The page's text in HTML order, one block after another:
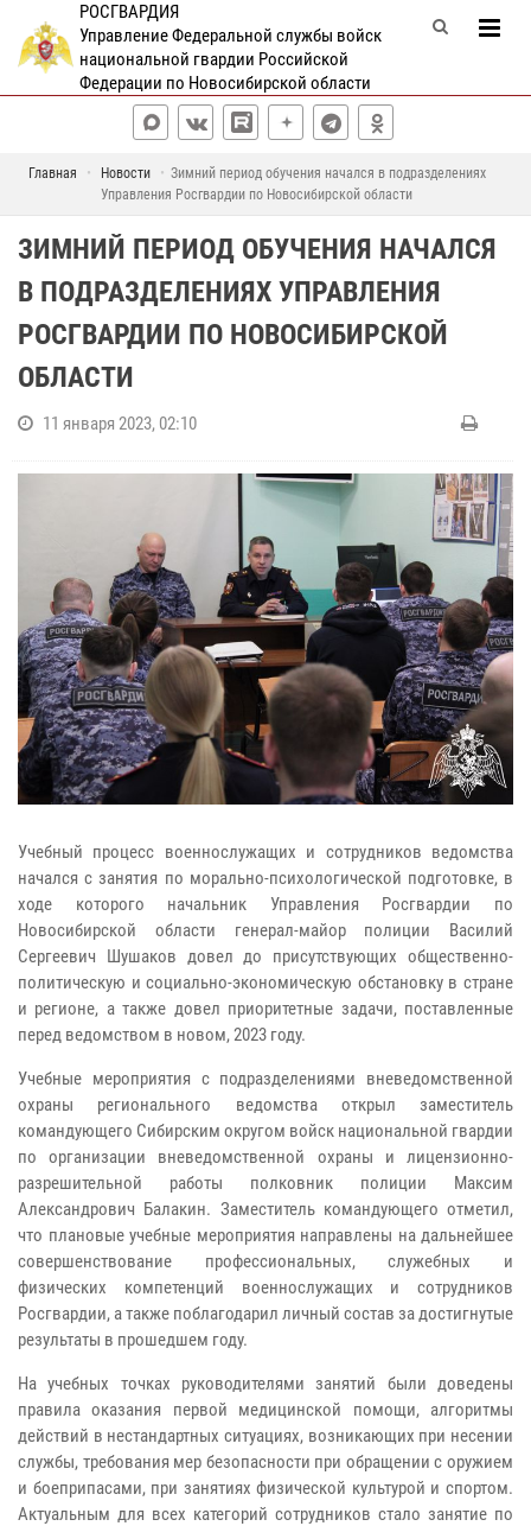
РОСГВАРДИЯ
Управление Федеральной службы войск
национальной гвардии Российской
Федерации по Новосибирской области
Главная Новости
Зимний период обучения начался в подразделениях
Управления Росгвардии по Новосибирской области
ЗИМНИЙ ПЕРИОД ОБУЧЕНИЯ НАЧАЛСЯ
В ПОДРАЗДЕЛЕНИЯХ УПРАВЛЕНИЯ
РОСГВАРДИИ ПО НОВОСИБИРСКОЙ
ОБЛАСТИ
11 января 2023, 02:10
Учебный процесс военнослужащих и сотрудников ведомства
начался с занятия по морально-психологической подготовке, в
ходе которого начальник Управления Росгвардии по
Новосибирской области генерал-майор полиции Василий
Сергеевич Шушаков довел до присутствующих общественно-
политическую и социально-экономическую обстановку в стране
и регионе, а также довел приоритетные задачи, поставленные
перед ведомством в новом, 2023 году.
Учебные мероприятия с подразделениями вневедомственной
охраны регионального ведомства открыл заместитель
командующего Сибирским округом войск национальной гвардии
по организации вневедомственной охраны и лицензионно-
разрешительной работы полковник полиции Максим
Александрович Балакин. Заместитель командующего отметил,
что плановые учебные мероприятия направлены на дальнейшее
совершенствование профессиональных, служебных и
физических компетенций военнослужащих и сотрудников
Росгвардии, а также поблагодарил личный состав за достигнутые
результаты в прошедшем году.
На учебных точках руководителями занятий были доведены
правила оказания первой медицинской помощи, алгоритмы
действий в нестандартных ситуациях, возникающих при несении
службы, требования мер безопасности при обращении с оружием
и боеприпасами, при занятиях физической культурой и спортом.
Актуальным для всех категорий сотрудников стало занятие по